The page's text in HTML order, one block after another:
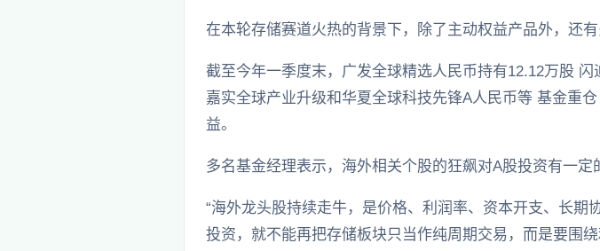
在本轮存储赛道火热的背景下，除了主动权益产品外，还
截至今年一季度末，广发全球精选人民币持有12.12万股
嘉实全球产业升级和华夏全球科技先锋A人民币等 基金重
益。
多名基金经理表示，海外相关个股的狂飙对A股投资有一定
“海外龙头股持续走牛，是价格、利润率、资本开支、长
投资，就不能再把存储板块只当作纯周期交易，而是要围